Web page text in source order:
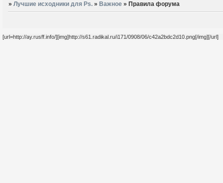
»Лучшие исходники для Ps. » Важное » Правила форума
[url=http://ay.rusff.info/][img]http://s61.radikal.ru/i171/0908/06/c42a2bdc2d10.png[/img][/url]